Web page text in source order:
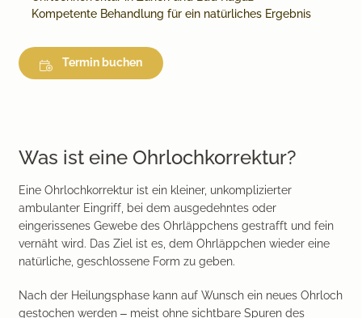
Kompetente Behandlung für ein natürliches Ergebnis
Termin buchen
Was ist eine Ohrlochkorrektur?
Eine Ohrlochkorrektur ist ein kleiner, unkomplizierter
ambulanter Eingriff, bei dem ausgedehntes oder
eingerissenes Gewebe des Ohrläppchens gestrafft und fein
vernäht wird. Das Ziel ist es, dem Ohrläppchen wieder eine
natürliche, geschlossene Form zu geben.
Nach der Heilungsphase kann auf Wunsch ein neues Ohrloch
gestochen werden – meist ohne sichtbare Spuren des